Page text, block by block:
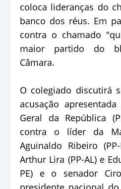
coloca lideranças do
banco dos réus. Em
contra o chamado
maior partido do
Câmara.
O colegiado discutirá
acusação
Geral da República
contra o líder da
Aguinaldo Ribeiro
Arthur Lira (PP-AL) e
PE) e o senador